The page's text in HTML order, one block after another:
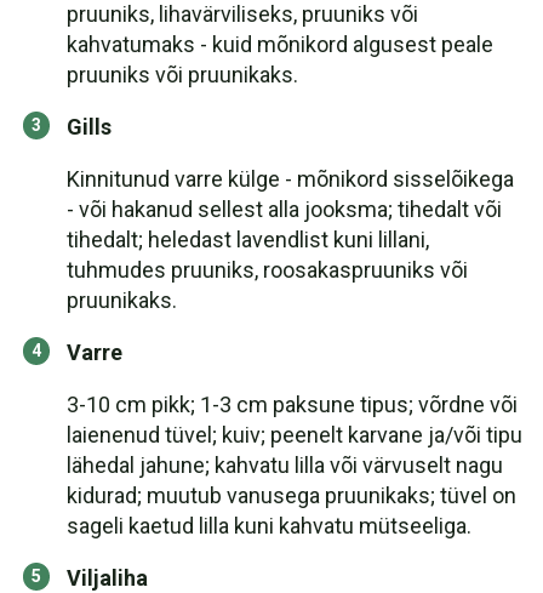
pruuniks, lihavärviliseks, pruuniks või
kahvatumaks - kuid mõnikord algusest peale
pruuniks või pruunikaks.
Gills
Kinnitunud varre külge - mõnikord sisselõikega
- või hakanud sellest alla jooksma; tihedalt või
tihedalt; heledast lavendlist kuni lillani,
tuhmudes pruuniks, roosakaspruuniks või
pruunikaks.
Varre
3-10 cm pikk; 1-3 cm paksune tipus; võrdne või
laienenud tüvel; kuiv; peenelt karvane ja/või tipu
lähedal jahune; kahvatu lilla või värvuselt nagu
kidurad; muutub vanusega pruunikaks; tüvel on
sageli kaetud lilla kuni kahvatu mütseeliga.
Viljaliha